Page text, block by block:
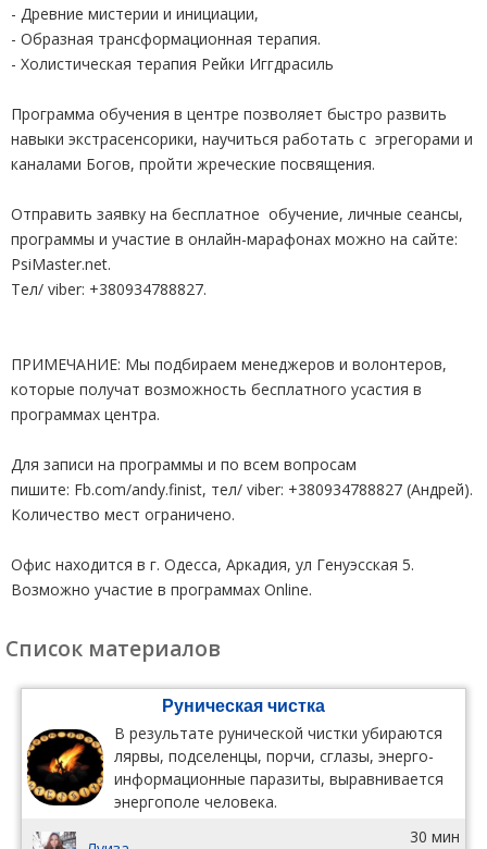
- Древние мистерии и инициации,
- Образная трансформационная терапия.
- Холистическая терапия Рейки Иггдрасиль
Программа обучения в центре позволяет быстро развить
навыки экстрасенсорики, научиться работать с эгрегорами и
каналами Богов, пройти жреческие посвящения.
Отправить заявку на бесплатное обучение, личные сеансы,
программы и участие в онлайн-марафонах можно на сайте:
PsiMaster.net.
Тел/ viber: +380934788827.
ПРИМЕЧАНИЕ: Мы подбираем менеджеров и волонтеров,
которые получат возможность бесплатного усастия в
программах центра.
Для записи на программы и по всем вопросам
пишите: Fb.com/andy.finist, тел/ viber: +380934788827 (Андрей).
Количество мест ограничено.
Офис находится в г. Одесса, Аркадия, ул Генуэсская 5.
Возможно участие в программах Online.
Список материалов
Руническая чистка
В результате рунической чистки убираются
лярвы, подселенцы, порчи, сглазы, энерго-
информационные паразиты, выравнивается
энергополе человека.
30 мин